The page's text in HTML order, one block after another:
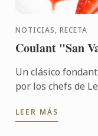
NOTICIAS, RECETA
Coulant "San
Un clásico
por los chefs de
LEER MÁS